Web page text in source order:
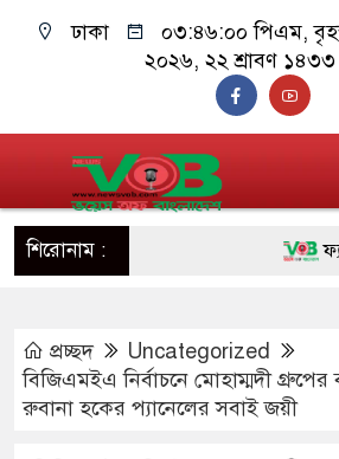
ঢাকা ০৩:৪৬:০১ পিএম,
২০২৬, ২২ শ্রাবণ ১৪৩৩
শিরোনাম :
সিল-
প্রচ্ছদ
Uncategorized
বিজিএমইএ নির্বাচনে মোহাম্মদী গ্রুপের
রুবানা হকের প্যানেলের সবাই জয়ী